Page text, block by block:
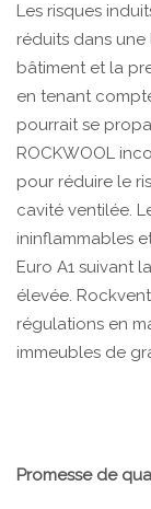
Les risques
réduits dans
bâtiment et la
en tenant
pourrait se
ROCKWOOL
pour réduire le
cavité ventilée.
ininflammables
Euro A1 suivant
élevée.
régulations en
immeubles de
Promesse de